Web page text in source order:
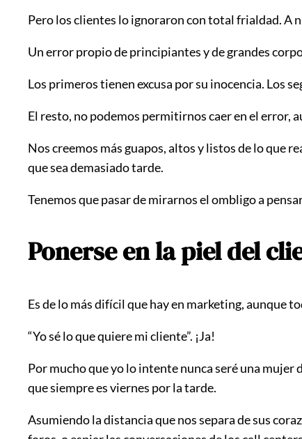
Pero los clientes lo ignoraron con total frialdad. A
Un error propio de principiantes y de grandes
Los primeros tienen excusa por su inocencia. Los
El resto, no podemos permitirnos caer en el error,
Nos creemos más guapos, altos y listos de lo que
que sea demasiado tarde.
Tenemos que pasar de mirarnos el ombligo a
Ponerse en la piel del
Es de lo más difícil que hay en marketing, aunque
“Yo sé lo que quiere mi cliente”. ¡Ja!
Por mucho que yo lo intente nunca seré una mujer
que siempre es viernes por la tarde.
Asumiendo la distancia que nos separa de sus